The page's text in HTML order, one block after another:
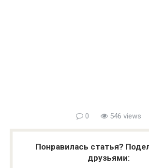
0 546 views
Понравилась статья?
друзьями: